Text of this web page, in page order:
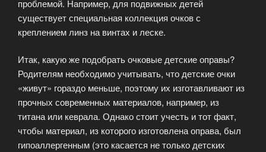
проблемой. Например, для подвижных детей
существует специальная коллекция очков с
креплением линз на винтах и леске.
Итак, какую же подобрать очковые детские оправы?
Родителям необходимо учитывать, что детские очки
«живут» гораздо меньше, поэтому их изготавливают из
прочных современных материалов, например, из
титана или кеврала. Однако стоит учесть и тот факт,
чтобы материал, из которого изготовлена оправа, был
гипоаллергенным (это касается не только детских